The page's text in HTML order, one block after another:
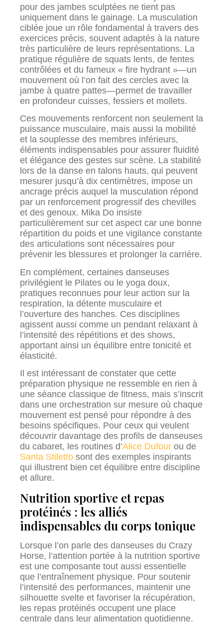
pour des jambes sculptées ne tient pas
uniquement dans le gainage. La musculation
ciblée joue un rôle fondamental à travers des
exercices précis, souvent adaptés à la nature
très particulière de leurs représentations. La
pratique régulière de squats lents, de fentes
contrôlées et du fameux « fire hydrant »—un
mouvement où l’on fait des cercles avec la
jambe à quatre pattes—permet de travailler
en profondeur cuisses, fessiers et mollets.
Ces mouvements renforcent non seulement la
puissance musculaire, mais aussi la mobilité
et la souplesse des membres inférieurs,
éléments indispensables pour assurer fluidité
et élégance des gestes sur scène. La stabilité
lors de la danse en talons hauts, qui peuvent
mesurer jusqu’à dix centimètres, impose un
ancrage précis auquel la musculation répond
par un renforcement progressif des chevilles
et des genoux. Mika Do insiste
particulièrement sur cet aspect car une bonne
répartition du poids et une vigilance constante
des articulations sont nécessaires pour
prévenir les blessures et prolonger la carrière.
En complément, certaines danseuses
privilégient le Pilates ou le yoga doux,
pratiques reconnues pour leur action sur la
respiration, la détente musculaire et
l’ouverture des hanches. Ces disciplines
agissent aussi comme un pendant relaxant à
l’intensité des répétitions et des shows,
apportant ainsi un équilibre entre tonicité et
élasticité.
Il est intéressant de constater que cette
préparation physique ne ressemble en rien à
une séance classique de fitness, mais s’inscrit
dans une orchestration sur mesure où chaque
mouvement est pensé pour répondre à des
besoins spécifiques. Pour ceux qui veulent
découvrir davantage des profils de danseuses
du cabaret, les routines d’Alice Dufour ou de
Santa Stiletto sont des exemples inspirants
qui illustrent bien cet équilibre entre discipline
et allure.
Nutrition sportive et repas
protéinés : les alliés
indispensables du corps tonique
Lorsque l’on parle des danseuses du Crazy
Horse, l’attention portée à la nutrition sportive
est une composante tout aussi essentielle
que l’entraînement physique. Pour soutenir
l’intensité des performances, maintenir une
silhouette svelte et favoriser la récupération,
les repas protéinés occupent une place
centrale dans leur alimentation quotidienne.